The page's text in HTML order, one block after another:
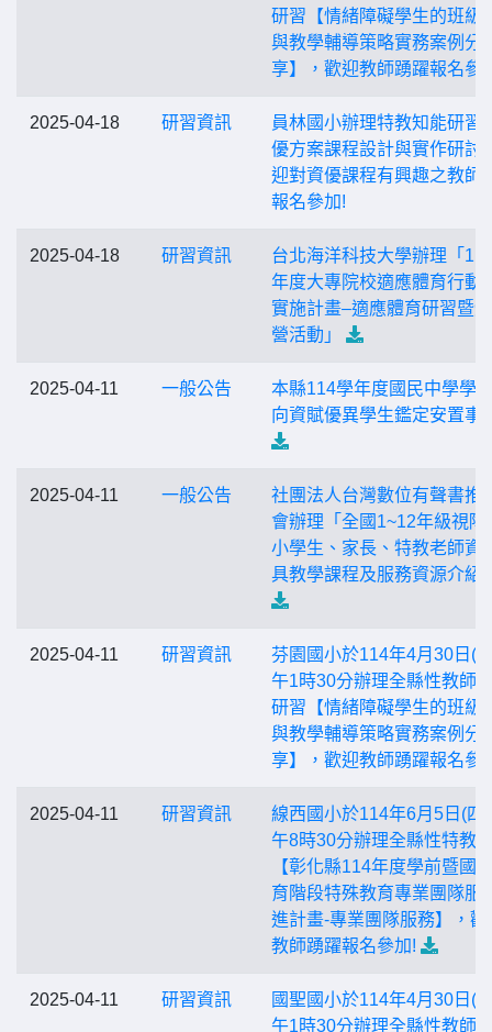
研習【情緒障礙學生的班級
與教學輔導策略實務案例分
享】，歡迎教師踴躍報名參
2025-04-18 研習資訊
員林國小辦理特教知能研習-
優方案課程設計與實作研討
迎對資優課程有興趣之教師
報名參加!
2025-04-18 研習資訊
台北海洋科技大學辦理「
年度大專院校適應體育行動
實施計畫–適應體育研習暨
營活動」
2025-04-11 一般公告
本縣114學年度國民中學學
向資賦優異學生鑑定安置事
2025-04-11 一般公告
社團法人台灣數位有聲書推
會辦理「全國1~12年級視障
小學生、家長、特教老師資
具教學課程及服務資源介紹
2025-04-11 研習資訊
芬園國小於114年4月30日(
午1時30分辦理全縣性教師
研習【情緒障礙學生的班級
與教學輔導策略實務案例分
享】，歡迎教師踴躍報名參
2025-04-11 研習資訊
線西國小於114年6月5日(四
午8時30分辦理全縣性特教
【彰化縣114年度學前暨國
育階段特殊教育專業團隊服
進計畫-專業團隊服務】，歡
教師踴躍報名參加!
2025-04-11 研習資訊
國聖國小於114年4月30日(
午1時30分辦理全縣性教師